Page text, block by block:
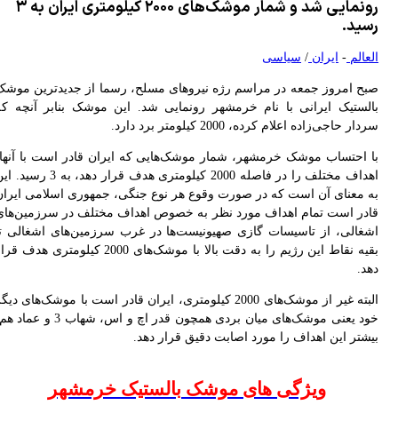
ارتش آمریکا در پی راهی برای خروج از جنگ با ایران است
پیش از آنکه کسی بتواند ادعای غنائم جنگی کند، ابتدا باید در جنگ پیروز شده باشد
رونمایی شد و شمار موشک‌های ۲۰۰۰ کیلومتری ایران به ۳
-ایران /سیاسی
امروز جمعه در مراسم رژه نیروهای مسلح، رسما از جدیدترین موشک
ایرانی با نام خرمشهر رونمایی شد. این موشک بنابر آنچه که
حاجی‌زاده اعلام کرده، 2000 کیلومتر برد دارد.
احتساب موشک خرمشهر، شمار موشک‌هایی که ایران قادر است با آنها،
اهداف مختلف را در فاصله 2000 کیلومتری هدف قرار دهد، به 3 رسید. این
معنای آن است که در صورت وقوع هر نوع جنگی، جمهوری اسلامی ایران
است تمام اهداف مورد نظر به خصوص اهداف مختلف در سرزمین‌های
از تاسیسات گازی صهیونیست‌ها در غرب سرزمین‌های اشغالی تا
بقیه نقاط این رژیم را به دقت بالا با موشک‌های 2000 کیلومتری هدف قرار
البته غیر از موشک‌های 2000 کیلومتری، ایران قادر است با موشک‌های دیگر
خود یعنی موشک‌های میان بردی همچون قدر اچ و اس، شهاب 3 و عماد هم،
این اهداف را مورد اصابت دقیق قرار دهد.
ویژگی های موشک بالستیک خرمشهر